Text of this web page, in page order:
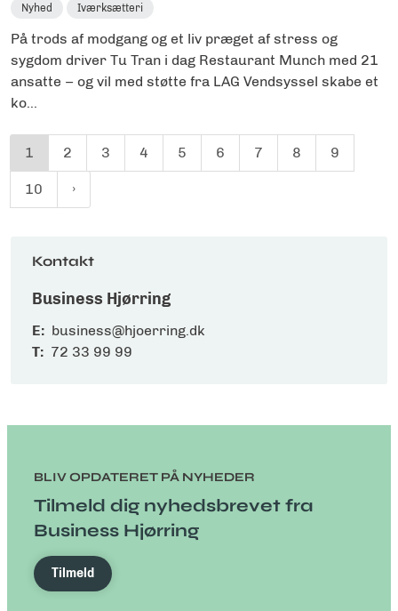
Nyhed Iværksætteri
På trods af modgang og et liv præget af stress og
sygdom driver Tu Tran i dag Restaurant Munch med 21
ansatte – og vil med støtte fra LAG Vendsyssel skabe et
ko...
1 2 3 4 5 6 7 8 9
10
Kontakt
Business Hjørring
E: business@hjoerring.dk
T: 72 33 99 99
BLIV OPDATERET PÅ NYHEDER
Tilmeld dig nyhedsbrevet fra
Business Hjørring
Tilmeld